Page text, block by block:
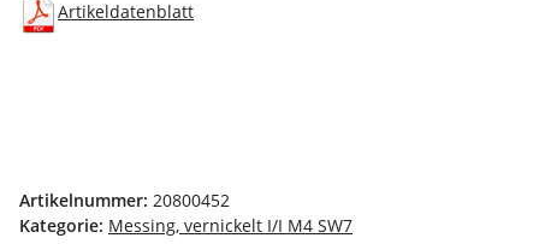
Artikeldatenblatt
Artikelnummer: 20800452
Kategorie: Messing, vernickelt I/I M4 SW7